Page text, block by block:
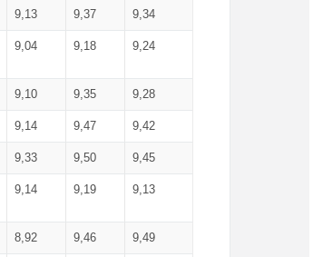
9,13 9,37 9,34
9,04 9,18 9,24
9,10 9,35 9,28
9,14 9,47 9,42
9,33 9,50 9,45
9,14 9,19 9,13
8,92 9,46 9,49